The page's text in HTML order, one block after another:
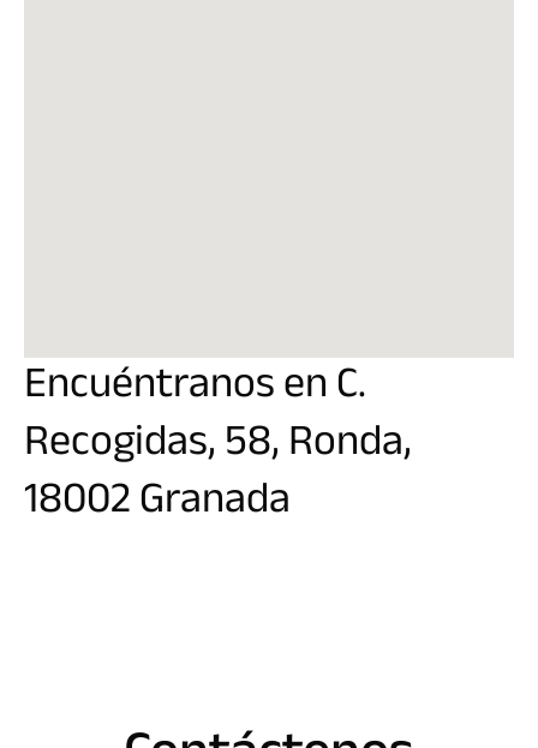
Encuéntranos en C.
Recogidas, 58, Ronda,
18002 Granada